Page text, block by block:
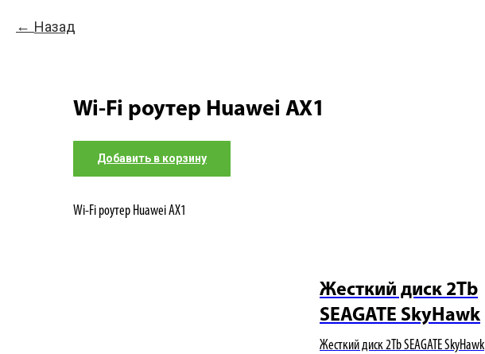
Назад
Wi-Fi роутер Huawei AX1
Добавить в корзину
Wi-Fi роутер Huawei AX1
Жесткий диск 2Tb
SEAGATE SkyHawk
Жесткий диск 2Tb SEAGATE SkyHawk